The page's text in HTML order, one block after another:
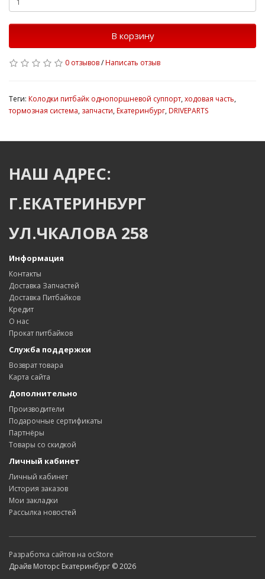
В корзину
0 отзывов/Написать отзыв
Теги: Колодки питбайк однопоршневой суппорт,ходовая часть,
тормозная система, запчасти,Екатеринбург,DRIVEPARTS
НАШ АДРЕС:
Г.ЕКАТЕРИНБУРГ
УЛ.ЧКАЛОВА 258
Информация
Контакты
Доставка Запчастей
Доставка Питбайков
Кредит
О нас
Прокат питбайков
Служба поддержки
Возврат товара
Карта сайта
Дополнительно
Производители
Подарочные сертификаты
Партнёры
Товары со скидкой
Личный кабинет
Личный кабинет
История заказов
Мои закладки
Рассылка новостей
Разработка сайтов на ocStore
Драйв Моторс Екатеринбург © 2026